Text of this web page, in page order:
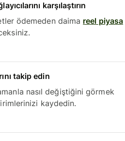
karşılaştırın
ödemeden daima reel piyasa
takip edin
nasıl değiştiğini görmek
kaydedin.